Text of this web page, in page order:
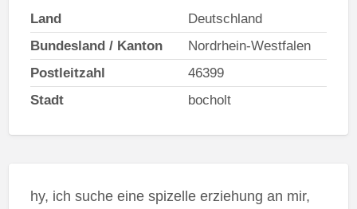
Land
Deutschland
Bundesland / Kanton
Nordrhein-Westfalen
Postleitzahl
46399
Stadt
bocholt
hy, ich suche eine spizelle erziehung an mir,